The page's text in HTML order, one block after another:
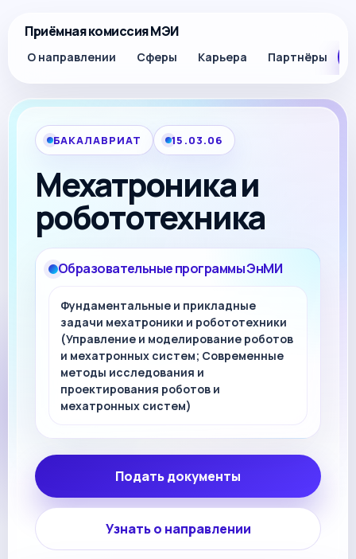
Приёмная комиссия МЭИ
О направлении Сферы Карьера Партнёры
БАКАЛАВРИАТ 15.03.06
Мехатроника и
робототехника
Образовательные программы ЭнМИ
Фундаментальные и прикладные
задачи мехатроники и робототехники
(Управление и моделирование роботов
и мехатронных систем; Современные
методы исследования и
проектирования роботов и
мехатронных систем)
Подать документы
Узнать о направлении